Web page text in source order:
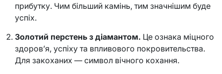
прибутку. Чим більший камінь, тим значнішим буде
успіх.
Золотий перстень з діамантом. Це ознака міцного
здоров’я, успіху та впливового покровительства.
Для закоханих — символ вічного кохання.